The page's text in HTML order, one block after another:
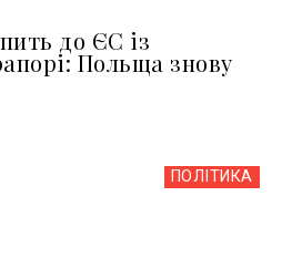
до ЄС із
Польща знову
ПОЛІТИКА